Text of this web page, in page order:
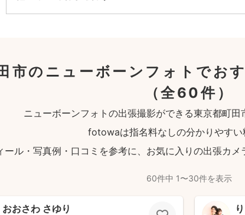
市のニューボーンフォトでお
（全60件）
ニューボーンフォトの出張撮影ができる東京都町田
fotowaは指名料なしの分かりやすい
ール・写真例・口コミを参考に、お気に入りの出張カメ
60件中 1〜30件を表示
おおさわ さゆり